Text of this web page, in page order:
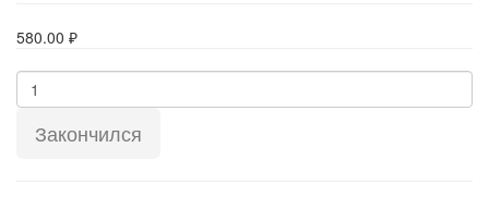
580.00 ₽
Закончился